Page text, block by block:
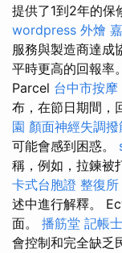
提供了1到2年的保
wordpress 外燴
服務與製造商達成
平時更高的回報率
Parcel 台中市按摩
布，在節日期間，
園 顏面神經失調撥
可能會感到困惑。
稱，例如，拉鍊被
卡式台胞證 整復所
述中進行解釋。
面。 播筋堂 記帳
會控制和完全缺乏